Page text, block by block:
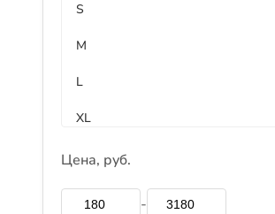
S
M
L
XL
XXL
XXXL
Цена, руб.
-